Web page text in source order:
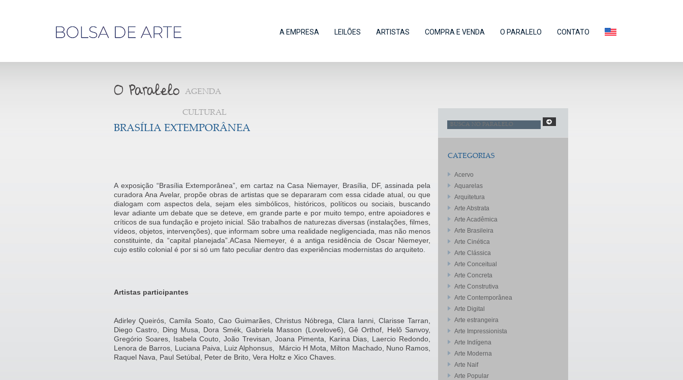
A EMPRESA LEILÕES ARTISTAS COMPRA E VENDA O PARALELO CONTATO
AGENDA
CULTURAL
BRASÍLIA EXTEMPORÂNEA
A exposição “Brasília Extemporânea”, em cartaz na Casa Niemayer, Brasília, DF, assinada pela
curadora Ana Avelar, propõe obras de artistas que se depararam com essa cidade atual, ou que
dialogam com aspectos dela, sejam eles simbólicos, históricos, políticos ou sociais, buscando
levar adiante um debate que se deteve, em grande parte e por muito tempo, entre apoiadores e
críticos de sua fundação e projeto inicial. São trabalhos de naturezas diversas (instalações, filmes,
vídeos, objetos, intervenções), que informam sobre uma realidade negligenciada, mas não menos
constituinte, da “capital planejada”.ACasa Niemeyer, é a antiga residência de Oscar Niemeyer,
cujo estilo colonial é por si só um fato peculiar dentro das experiências modernistas do arquiteto.
Artistas participantes
Adirley Queirós, Camila Soato, Cao Guimarães, Christus Nóbrega, Clara Ianni, Clarisse Tarran,
Diego Castro, Ding Musa, Dora Smék, Gabriela Masson (Lovelove6), Gê Orthof, Helô Sanvoy,
Gregório Soares, Isabela Couto, João Trevisan, Joana Pimenta, Karina Dias, Laercio Redondo,
Lenora de Barros, Luciana Paiva, Luiz Alphonsus, Márcio H Mota, Milton Machado, Nuno Ramos,
Raquel Nava, Paul Setúbal, Peter de Brito, Vera Holtz e Xico Chaves.
CATEGORIAS
Acervo
Aquarelas
Arquitetura
Arte Abstrata
Arte Acadêmica
Arte Brasileira
Arte Cinética
Arte Clássica
Arte Conceitual
Arte Concreta
Arte Construtiva
Arte Contemporânea
Arte Digital
Arte estrangeira
Arte Impressionista
Arte Indígena
Arte Moderna
Arte Naif
Arte Popular